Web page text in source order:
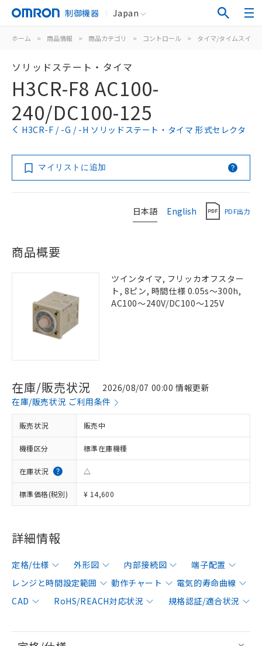
制御機器 Japan
ホーム > 商品情報 > 商品カテゴリ > コントロール > タイマ/タイムスイッ
ソリッドステート・タイマ
H3CR-F8 AC100-
240/DC100-125
H3CR-F / -G / -H ソリッドステート・タイマ 形式セレクタ
マイリストに追加
日本語 English PDF出力
商品概要
ツインタイマ, フリッカオフスター
ト, 8ピン, 時間仕様 0.05s～300h,
AC100～240V/DC100～125V
在庫/販売状況
2026/08/07 00:00 情報更新
在庫/販売状況 ご利用条件
販売状況 販売中
機種区分 標準在庫機種
在庫状況 △
標準価格(税別) ¥ 14,600
詳細情報
定格/仕様 外形図 内部接続図
端子配置
レンジと時間設定範囲
動作チャート
電気的寿命曲線
CAD
RoHS/REACH対応状況 規格認証/適合状況